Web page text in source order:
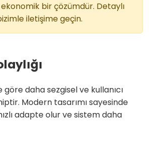
ekonomik bir çözümdür. Detaylı
iletişime geçin.
göre daha sezgisel ve kullanıcı
Modern tasarımı sayesinde
adapte olur ve sistem daha